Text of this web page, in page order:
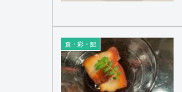
食・彩・記